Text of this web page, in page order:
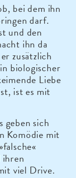
bei dem ihn
darf.
und den
ihn da
zusätzlich
biologischer
Liebe
ist es mit
geben sich
Komödie mit
ihren
viel Drive.